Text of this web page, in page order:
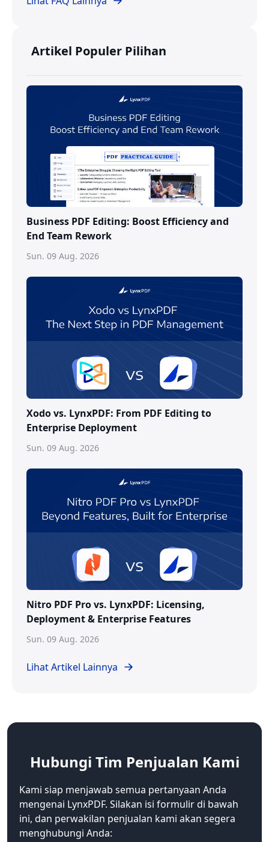
Artikel Populer Pilihan
Business PDF Editing: Boost Efficiency and
End Team Rework
Sun. 09 Aug. 2026
Xodo vs. LynxPDF: From PDF Editing to
Enterprise Deployment
Sun. 09 Aug. 2026
Nitro PDF Pro vs. LynxPDF: Licensing,
Deployment & Enterprise Features
Sun. 09 Aug. 2026
Lihat Artikel Lainnya
Hubungi Tim Penjualan Kami
Kami siap menjawab semua pertanyaan Anda
mengenai LynxPDF. Silakan isi formulir di bawah
ini, dan perwakilan penjualan kami akan segera
menghubungi Anda: